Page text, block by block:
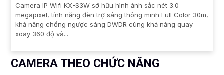
Camera IP Wifi KX-S3W sở hữu hình ảnh sắc nét 3.0
megapixel, tính năng đèn trợ sáng thông minh Full Color 30m,
khả năng chống ngược sáng DWDR cùng khả năng quay
xoay 360 độ và...
CAMERA THEO CHỨC NĂNG